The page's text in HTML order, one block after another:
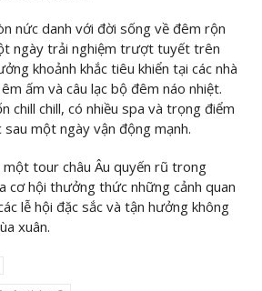
nức danh với đời sống về đêm rộn
ngày trải nghiệm trượt tuyết trên
khoảnh khắc tiêu khiển tại các nhà
ấm và câu lạc bộ đêm náo nhiệt.
chill chill, có nhiều spa và trọng điểm
một ngày vận động mạnh.
một tour châu Âu quyến rũ trong
cơ hội thưởng thức những cảnh quan
lễ hội đặc sắc và tận hưởng không
xuân.